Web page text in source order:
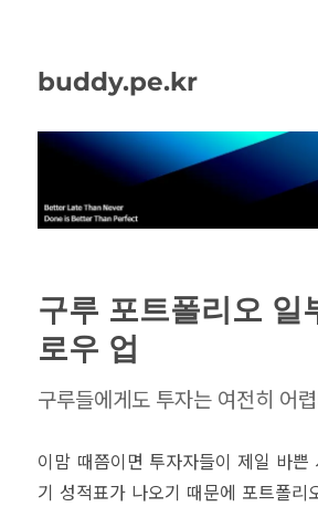
buddy.pe.kr
구루 포트폴리오 일
로우 업
구루들에게도 투자는 여전히 어
이맘 때쯤이면 투자자들이 제일 바쁜
기 성적표가 나오기 때문에 포트폴리